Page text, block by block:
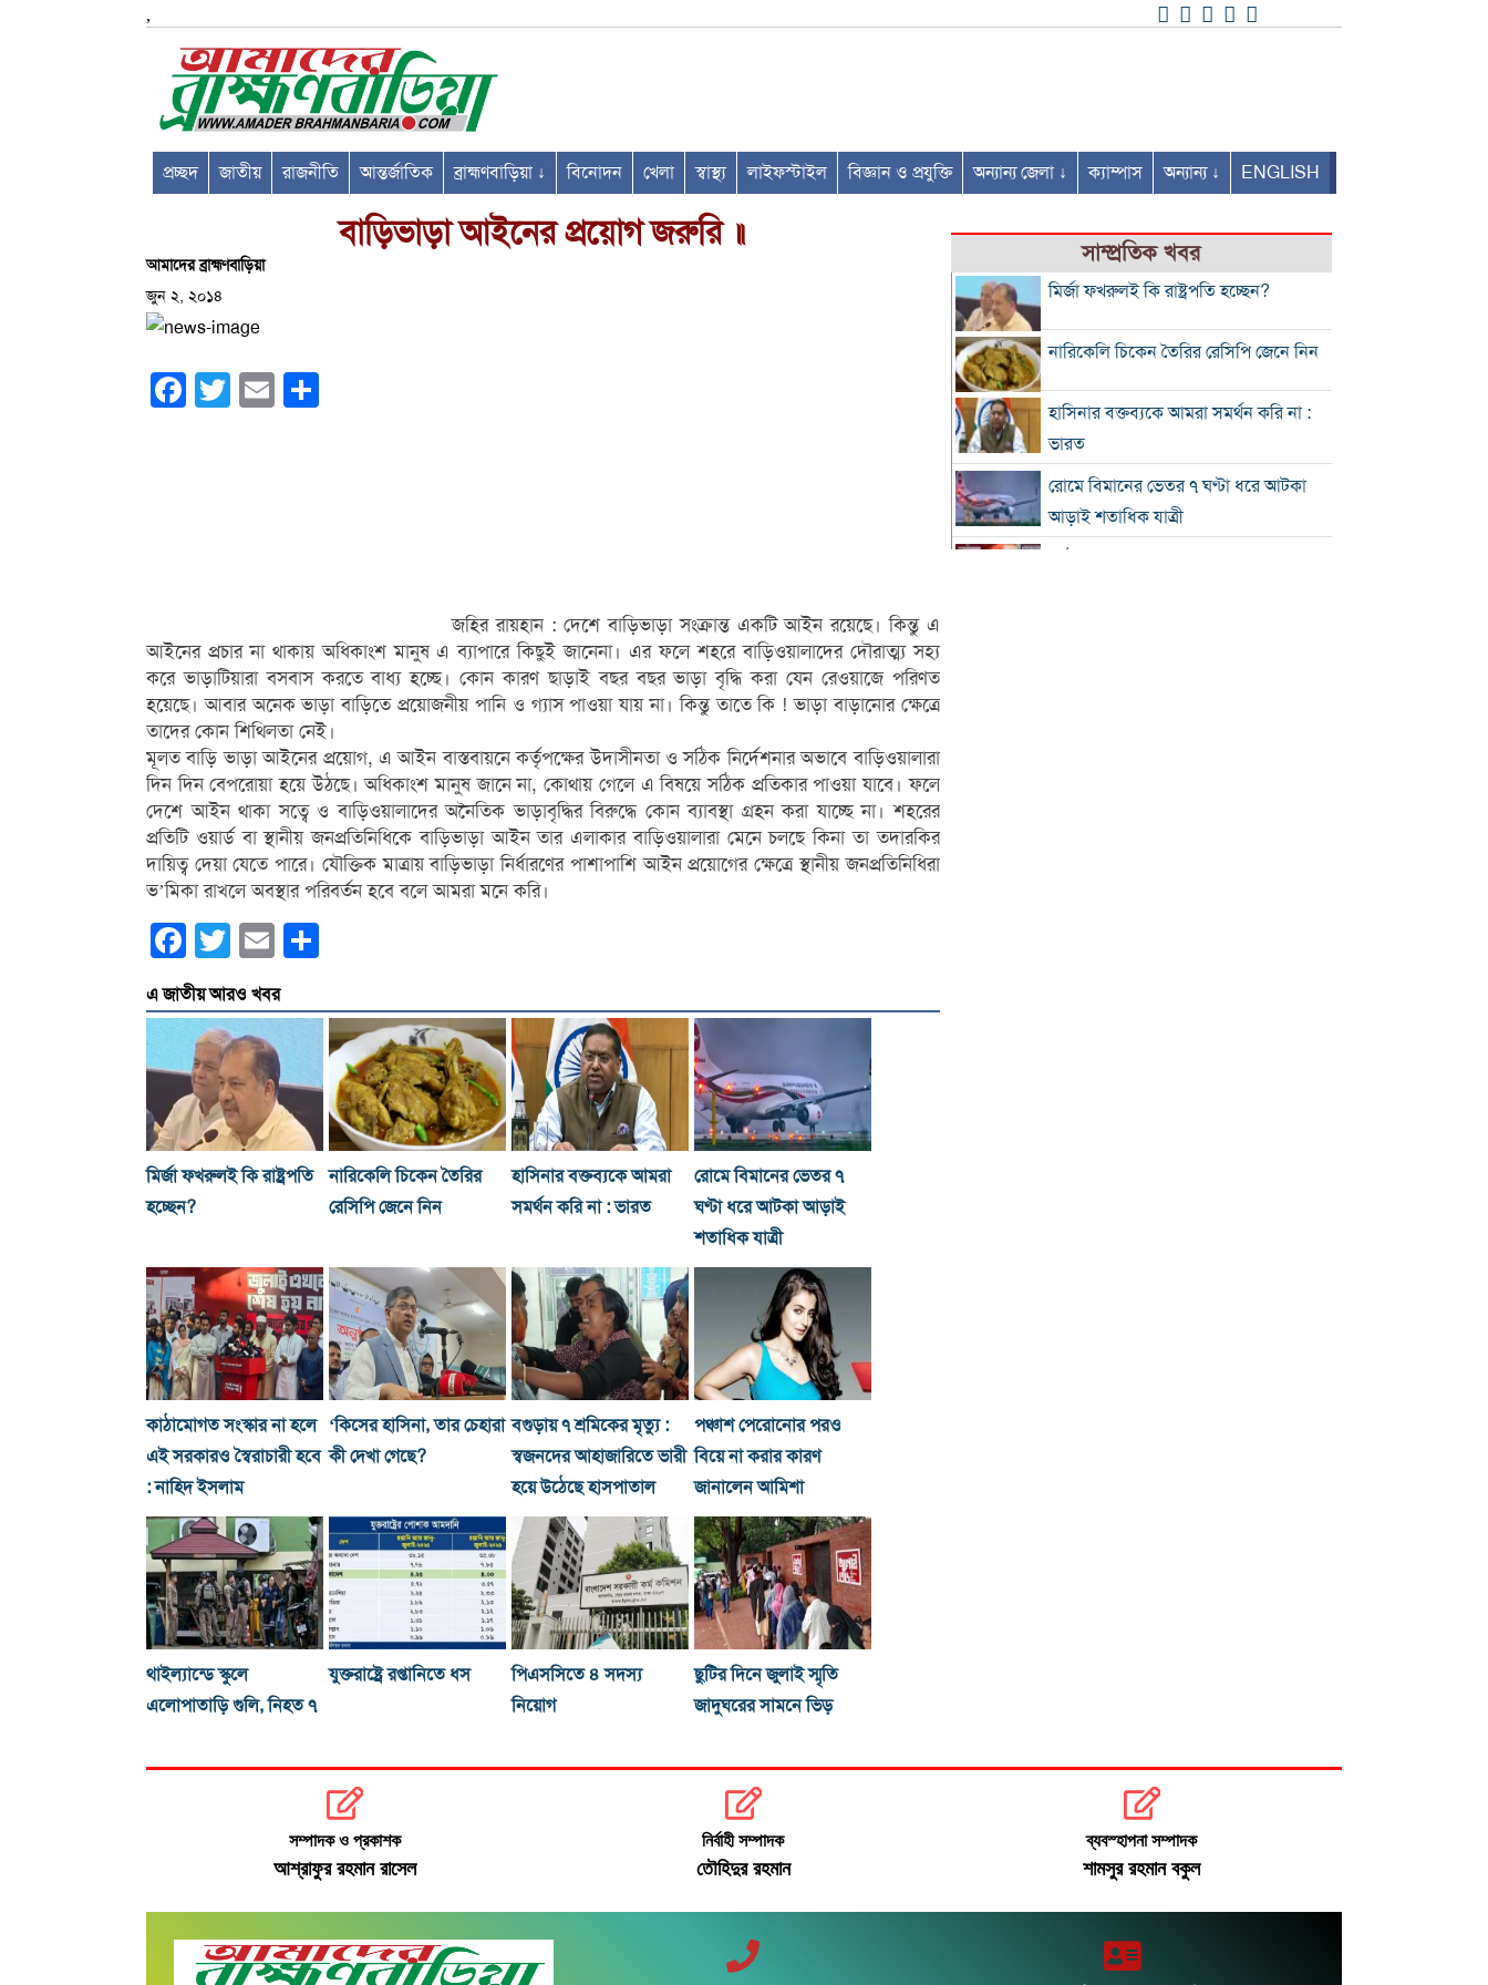
,
প্রচ্ছদ জাতীয় রাজনীতি আন্তর্জাতিক ব্রাহ্মণবাড়িয়া ↓ বিনোদন খেলা স্বাস্থ্য লাইফস্টাইল বিজ্ঞান ও প্রযুক্তি অন্যান্য জেলা ↓ ক্যাম্পাস অন্যান্য ↓ ENGLISH
বাড়িভাড়া আইনের প্রয়োগ জরুরি ॥
আমাদের ব্রাহ্মণবাড়িয়া
জুন ২, ২০১৪
Facebook
Twitter Email
জহির রায়হান : দেশে বাড়িভাড়া সংক্রান্ত একটি আইন রয়েছে। কিন্তু এ
আইনের প্রচার না থাকায় অধিকাংশ মানুষ এ ব্যাপারে কিছুই জানেনা। এর ফলে শহরে বাড়িওয়ালাদের দৌরাত্ম্য সহ্য
করে ভাড়াটিয়ারা বসবাস করতে বাধ্য হচ্ছে। কোন কারণ ছাড়াই বছর বছর ভাড়া বৃদ্ধি করা যেন রেওয়াজে পরিণত
হয়েছে। আবার অনেক ভাড়া বাড়িতে প্রয়োজনীয় পানি ও গ্যাস পাওয়া যায় না। কিন্তু তাতে কি ! ভাড়া বাড়ানোর ক্ষেত্রে
তাদের কোন শিথিলতা নেই।
মূলত বাড়ি ভাড়া আইনের প্রয়োগ, এ আইন বাস্তবায়নে কর্তৃপক্ষের উদাসীনতা ও সঠিক নির্দেশনার অভাবে বাড়িওয়ালারা
দিন দিন বেপরোয়া হয়ে উঠছে। অধিকাংশ মানুষ জানে না, কোথায় গেলে এ বিষয়ে সঠিক প্রতিকার পাওয়া যাবে। ফলে
দেশে আইন থাকা সত্বে ও বাড়িওয়ালাদের অনৈতিক ভাড়াবৃদ্ধির বিরুদ্ধে কোন ব্যাবস্থা গ্রহন করা যাচ্ছে না। শহরের
প্রতিটি ওয়ার্ড বা স্থানীয় জনপ্রতিনিধিকে বাড়িভাড়া আইন তার এলাকার বাড়িওয়ালারা মেনে চলছে কিনা তা তদারকির
দায়িত্ব দেয়া যেতে পারে। যৌক্তিক মাত্রায় বাড়িভাড়া নির্ধারণের পাশাপাশি আইন প্রয়োগের ক্ষেত্রে স্থানীয় জনপ্রতিনিধিরা
ভ’মিকা রাখলে অবস্থার পরিবর্তন হবে বলে আমরা মনে করি।
Facebook
Twitter Email
এ জাতীয় আরও খবর
মির্জা ফখরুলই কি রাষ্ট্রপতি
হচ্ছেন?
নারিকেলি চিকেন তৈরির
রেসিপি জেনে নিন
হাসিনার বক্তব্যকে আমরা
সমর্থন করি না : ভারত
রোমে বিমানের ভেতর ৭
ঘণ্টা ধরে আটকা আড়াই
শতাধিক যাত্রী
কাঠামোগত সংস্কার না হলে
এই সরকারও স্বৈরাচারী হবে
: নাহিদ ইসলাম
‘কিসের হাসিনা, তার চেহারা
কী দেখা গেছে?
বগুড়ায় ৭ শ্রমিকের মৃত্যু :
স্বজনদের আহাজারিতে ভারী
হয়ে উঠেছে হাসপাতাল
পঞ্চাশ পেরোনোর পরও
বিয়ে না করার কারণ
জানালেন আমিশা
থাইল্যান্ডে স্কুলে
এলোপাতাড়ি গুলি, নিহত ৭
যুক্তরাষ্ট্রে রপ্তানিতে ধস
পিএসসিতে ৪ সদস্য
নিয়োগ
ছুটির দিনে জুলাই স্মৃতি
জাদুঘরের সামনে ভিড়
সাম্প্রতিক খবর
মির্জা ফখরুলই কি রাষ্ট্রপতি হচ্ছেন?
নারিকেলি চিকেন তৈরির রেসিপি জেনে নিন
হাসিনার বক্তব্যকে আমরা সমর্থন করি না :
ভারত
রোমে বিমানের ভেতর ৭ ঘণ্টা ধরে আটকা
আড়াই শতাধিক যাত্রী
সম্পাদক ও প্রকাশক
আশ্রাফুর রহমান রাসেল
নির্বাহী সম্পাদক
তৌহিদুর রহমান
ব্যবস্হাপনা সম্পাদক
শামসুর রহমান বকুল